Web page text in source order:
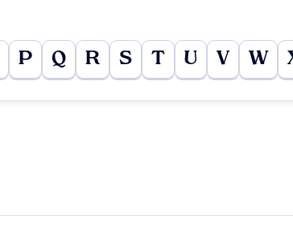
P Q R S T U V W